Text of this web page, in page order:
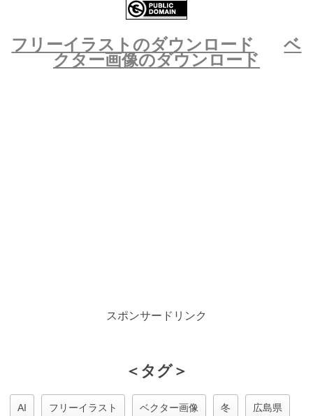
フリーイラストのダウンロード
ベ
クター画像のダウンロード
スポンサードリンク
＜タグ＞
AI フリーイラスト ベクター画像 冬 広島県